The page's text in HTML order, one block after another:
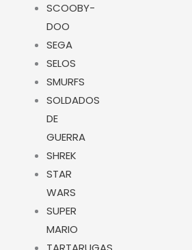
SCOOBY-
DOO
SEGA
SELOS
SMURFS
SOLDADOS
DE
GUERRA
SHREK
STAR
WARS
SUPER
MARIO